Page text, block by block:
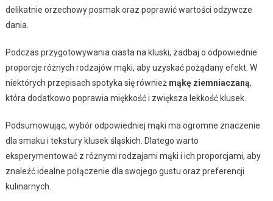
delikatnie orzechowy posmak oraz poprawić wartości odżywcze
dania.
Podczas przygotowywania ciasta na kluski, zadbaj o odpowiednie
proporcje różnych rodzajów mąki, aby uzyskać pożądany efekt. W
niektórych przepisach spotyka się również mąkę ziemniaczaną,
która dodatkowo poprawia miękkość i zwiększa lekkość klusek.
Podsumowując, wybór odpowiedniej mąki ma ogromne znaczenie
dla smaku i tekstury klusek śląskich. Dlatego warto
eksperymentować z różnymi rodzajami mąki i ich proporcjami, aby
znaleźć idealne połączenie dla swojego gustu oraz preferencji
kulinarnych.